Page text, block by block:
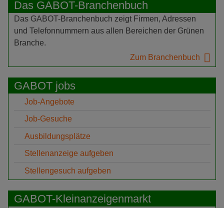
Das GABOT-Branchenbuch
Das GABOT-Branchenbuch zeigt Firmen, Adressen
und Telefonnummern aus allen Bereichen der Grünen
Branche.
Zum Branchenbuch
GABOT jobs
Job-Angebote
Job-Gesuche
Ausbildungsplätze
Stellenanzeige aufgeben
Stellengesuch aufgeben
GABOT-Kleinanzeigenmarkt